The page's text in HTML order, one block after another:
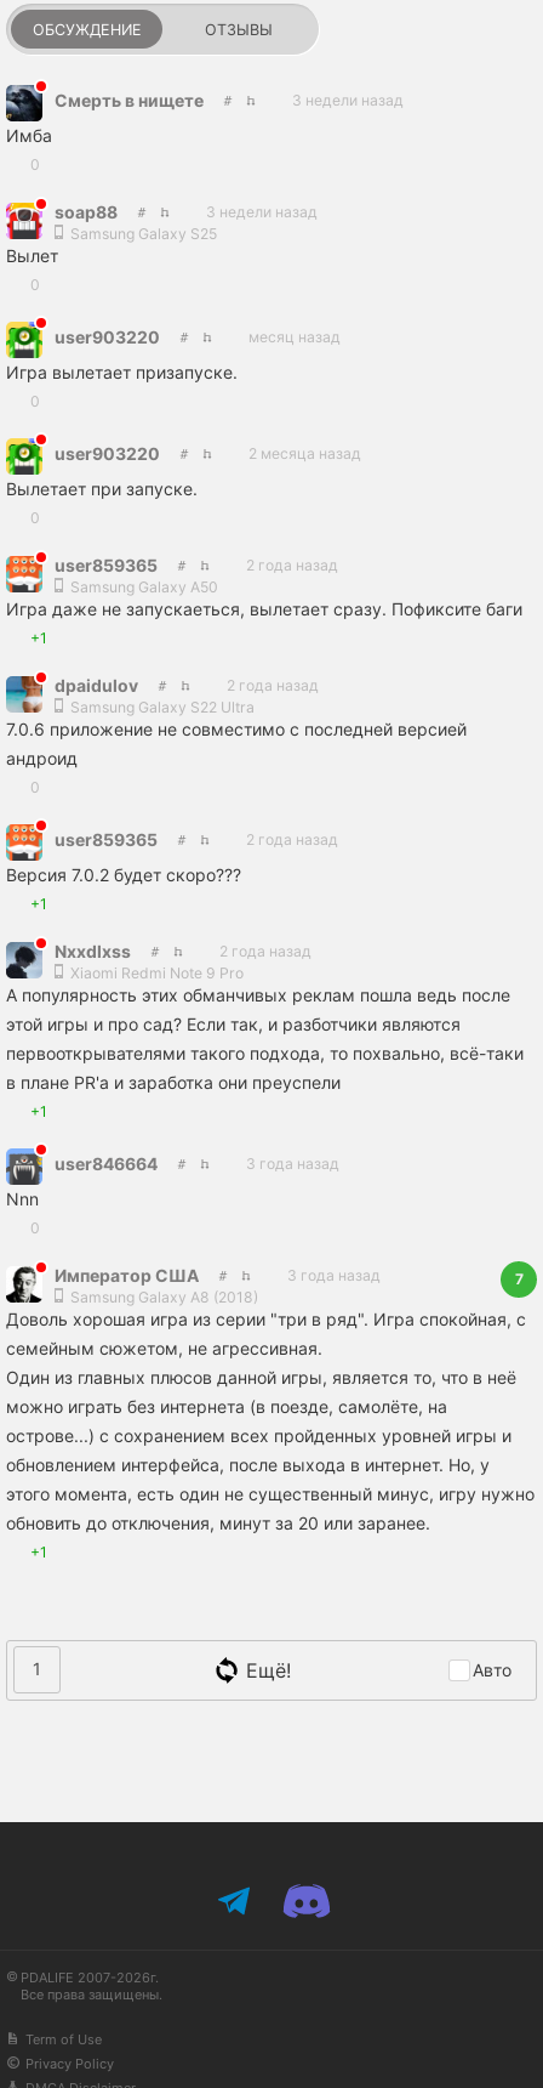
ОБСУЖДЕНИЕ ОТЗЫВЫ
Смерть в нищете 3 недели назад
Имба
0
soap88
3 недели назад
Samsung Galaxy S25
Вылет
0
user903220 месяц назад
Игра вылетает призапуске.
0
user903220 2 месяца назад
Вылетает при запуске.
0
user859365
2 года назад
Samsung Galaxy A50
Игра даже не запускаеться, вылетает сразу. Пофиксите баги
+1
dpaidulov
2 года назад
Samsung Galaxy S22 Ultra
7.0.6 приложение не совместимо с последней версией
андроид
0
user859365 2 года назад
Версия 7.0.2 будет скоро???
+1
Nxxdlxss
2 года назад
Xiaomi Redmi Note 9 Pro
А популярность этих обманчивых реклам пошла ведь после
этой игры и про сад? Если так, и разботчики являются
первооткрывателями такого подхода, то похвально, всё-таки
в плане PR'а и заработка они преуспели
+1
user846664 3 года назад
Nnn
0
Император США
3 года назад
Samsung Galaxy A8 (2018)
7
Доволь хорошая игра из серии "три в ряд". Игра спокойная, с
семейным сюжетом, не агрессивная.
Один из главных плюсов данной игры, является то, что в неё
можно играть без интернета (в поезде, самолёте, на
острове...) с сохранением всех пройденных уровней игры и
обновлением интерфейса, после выхода в интернет. Но, у
этого момента, есть один не существенный минус, игру нужно
обновить до отключения, минут за 20 или заранее.
+1
1 Ещё! Авто
PDALIFE 2007-2026г.
Все права защищены.
Term of Use
Privacy Policy